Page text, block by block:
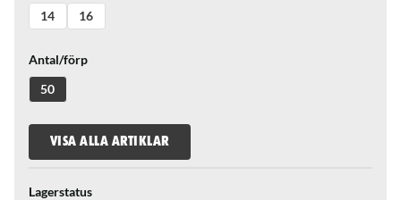
14
16
Antal/förp
50
VISA ALLA ARTIKLAR
Lagerstatus